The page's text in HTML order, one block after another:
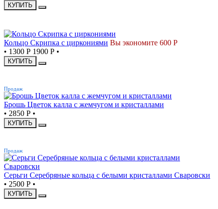
КУПИТЬ
Кольцо Скрипка с циркониями Вы экономите 600 Р
• 1300 Р 1900 Р •
КУПИТЬ
Продаж
Брошь Цветок калла с жемчугом и кристаллами
• 2850 Р •
КУПИТЬ
Продаж
Серьги Серебряные кольца с белыми кристаллами Сваровски
• 2500 Р •
КУПИТЬ